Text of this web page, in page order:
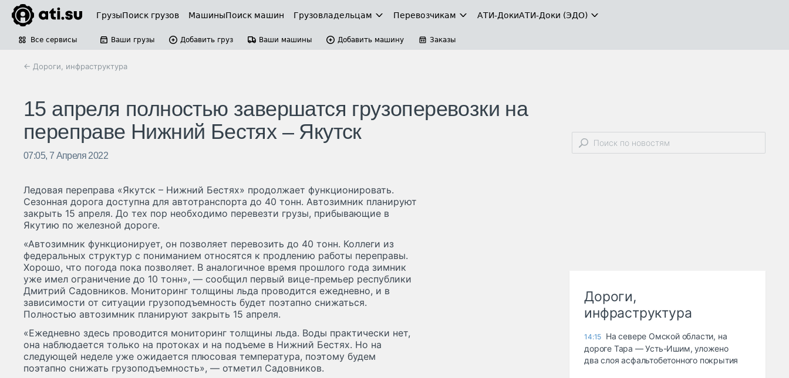
ГрузыПоиск грузов МашиныПоиск машин Грузовладельцам Перевозчикам АТИ-ДокиАТИ-Доки (ЭДО)
Все сервисы Ваши грузы Добавить груз Ваши машины Добавить машину Заказы
← Дороги, инфраструктура
15 апреля полностью завершатся грузоперевозки на
переправе Нижний Бестях – Якутск
07:05, 7 Апреля 2022
Ледовая переправа «Якутск – Нижний Бестях» продолжает функционировать.
Сезонная дорога доступна для автотранспорта до 40 тонн. Автозимник планируют
закрыть 15 апреля. До тех пор необходимо перевезти грузы, прибывающие в
Якутию по железной дороге.
«Автозимник функционирует, он позволяет перевозить до 40 тонн. Коллеги из
федеральных структур с пониманием относятся к продлению работы переправы.
Хорошо, что погода пока позволяет. В аналогичное время прошлого года зимник
уже имел ограничение до 10 тонн», — сообщил первый вице-премьер республики
Дмитрий Садовников. Мониторинг толщины льда проводится ежедневно, и в
зависимости от ситуации грузоподъемность будет поэтапно снижаться.
Полностью автозимник планируют закрыть 15 апреля.
«Ежедневно здесь проводится мониторинг толщины льда. Воды практически нет,
она наблюдается только на протоках и на подъеме в Нижний Бестях. Но на
следующей неделе уже ожидается плюсовая температура, поэтому будем
поэтапно снижать грузоподъемность», — отметил Садовников.
Дороги,
инфраструктура
14:15 На севере Омской области, на
дороге Тара — Усть-Ишим, уложено
два слоя асфальтобетонного покрытия